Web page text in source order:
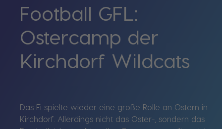
Football GFL:
Ostercamp der
Kirchdorf Wildcats
Das Ei spielte wieder eine große Rolle an Ostern in
Kirchdorf. Allerdings nicht das Oster-, sondern das